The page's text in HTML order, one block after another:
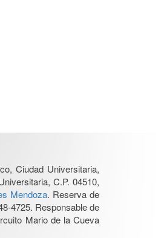
Ciudad Universitaria,
C.P. 04510,
Mendoza. Reserva de
4725. Responsable de
Mario de la Cueva